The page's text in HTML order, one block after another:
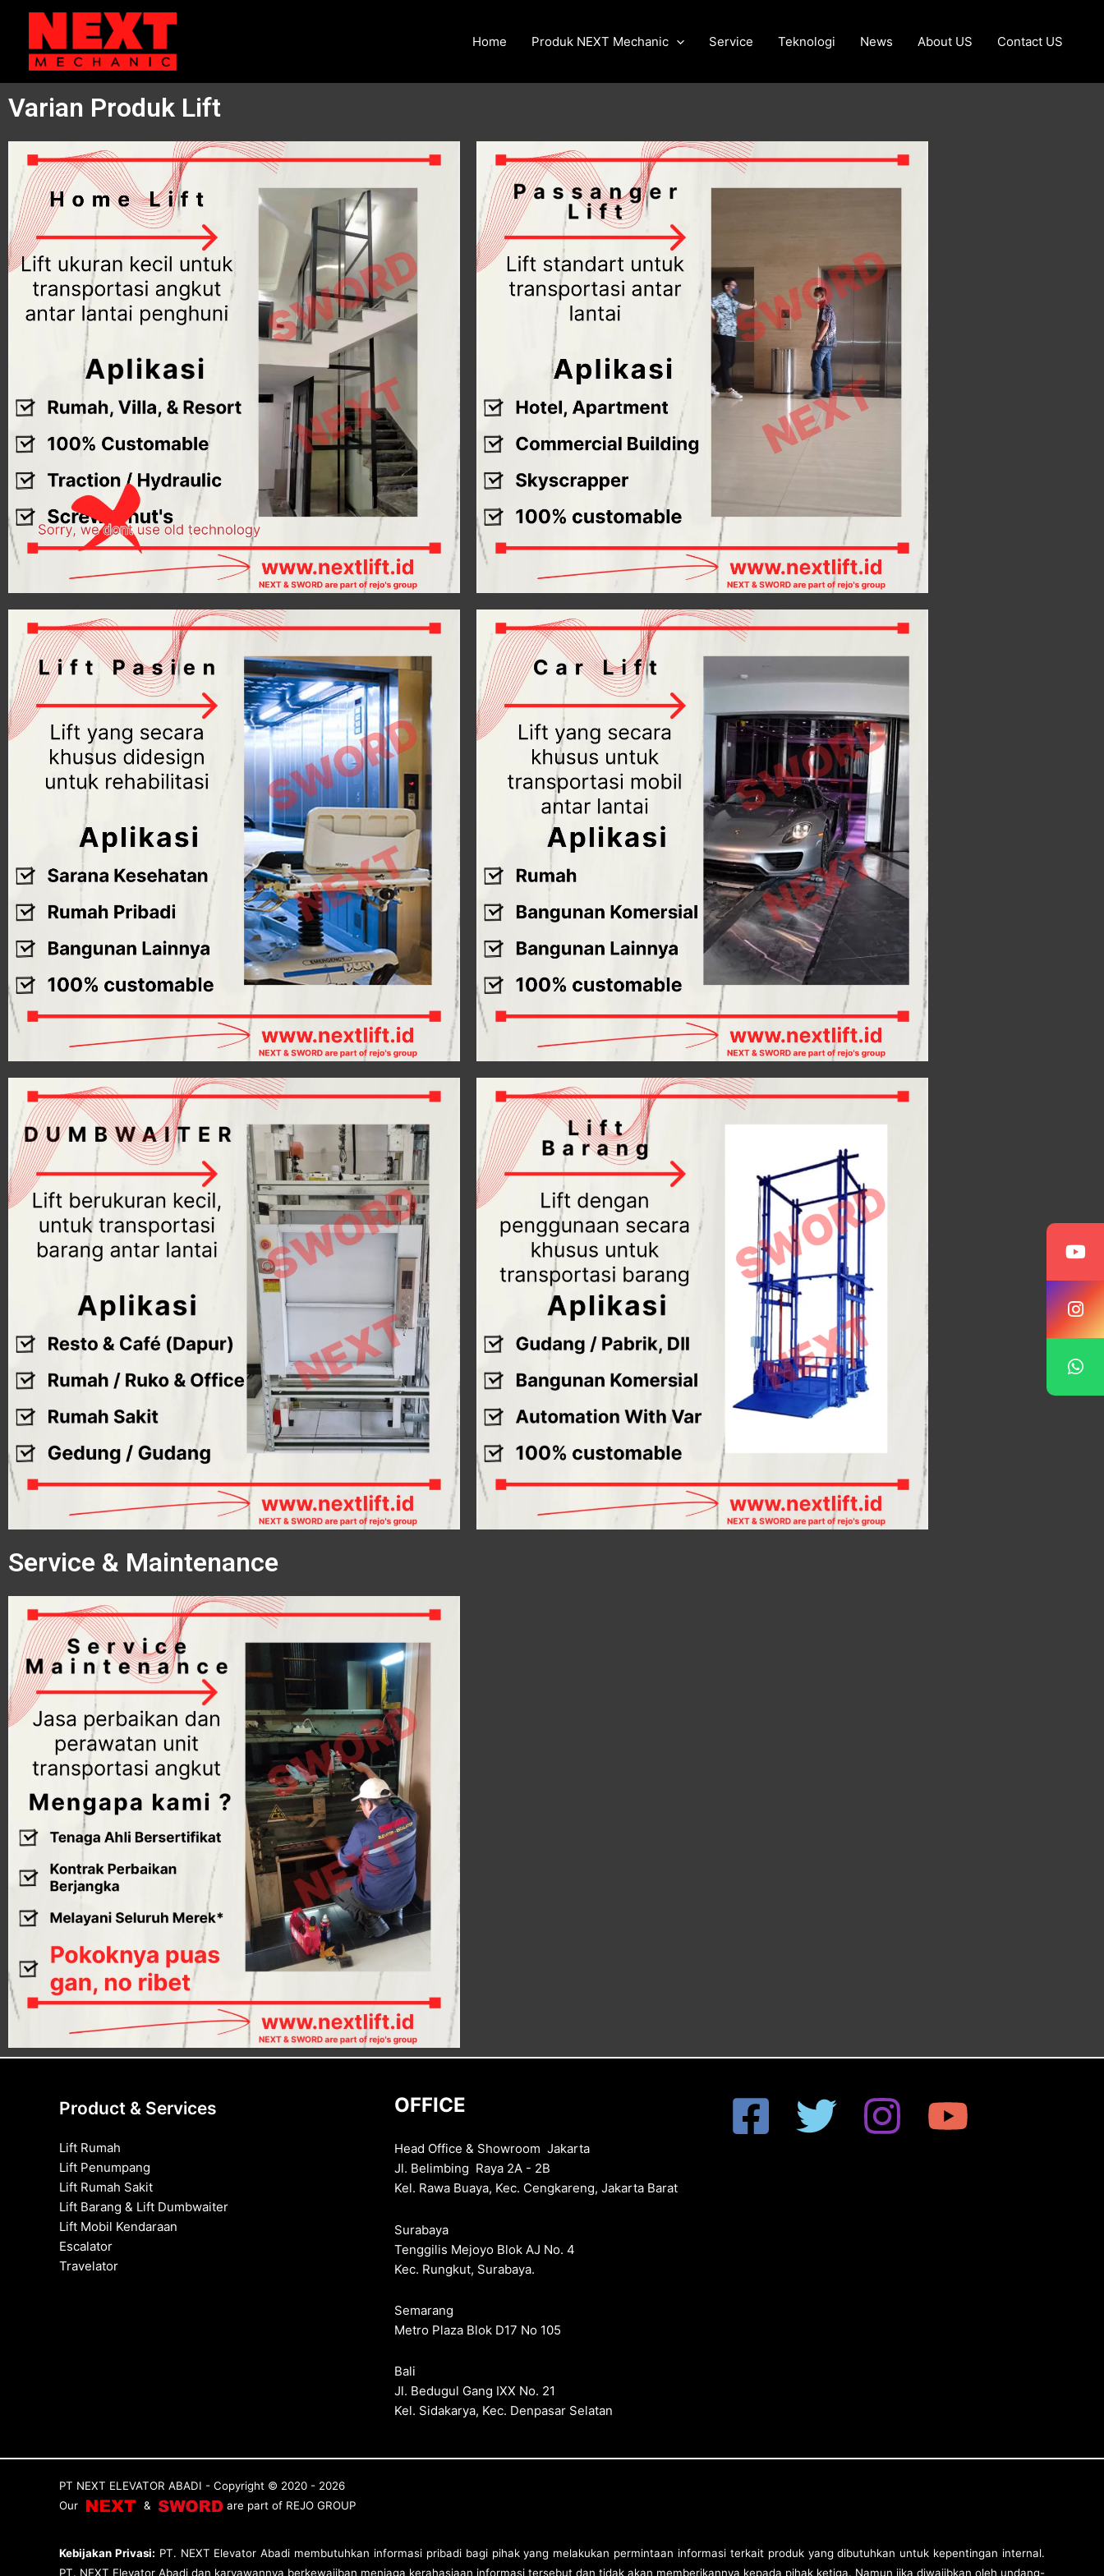
content
Home Produk NEXT Mechanic Service Teknologi News About US Contact US
Varian Produk Lift
Service & Maintenance
Product & Services
Lift Rumah
Lift Penumpang
Lift Rumah Sakit
Lift Barang & Lift Dumbwaiter
Lift Mobil Kendaraan
Escalator
Travelator
OFFICE
Head Office & Showroom Jakarta
Jl. Belimbing Raya 2A - 2B
Kel. Rawa Buaya, Kec. Cengkareng, Jakarta Barat
Surabaya
Tenggilis Mejoyo Blok AJ No. 4
Kec. Rungkut, Surabaya.
Semarang
Metro Plaza Blok D17 No 105
Bali
Jl. Bedugul Gang IXX No. 21
Kel. Sidakarya, Kec. Denpasar Selatan
PT NEXT ELEVATOR ABADI - Copyright © 2020 - 2026
Our
& are part of REJO GROUP
Kebijakan Privasi: PT. NEXT Elevator Abadi membutuhkan informasi pribadi bagi pihak yang melakukan permintaan informasi terkait produk yang dibutuhkan untuk kepentingan internal.
PT. NEXT Elevator Abadi dan karyawannya berkewajiban menjaga kerahasiaan informasi tersebut dan tidak akan memberikannya kepada pihak ketiga. Namun jika diwajibkan oleh undang-